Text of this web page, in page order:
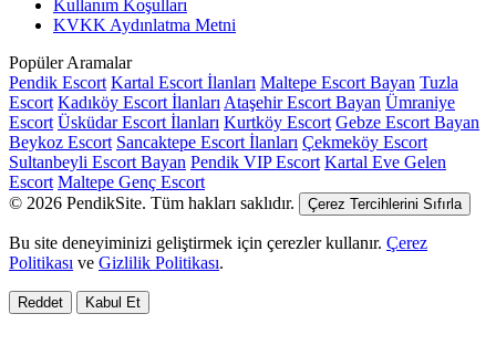
Kullanım Koşulları
KVKK Aydınlatma Metni
Popüler Aramalar
Pendik Escort Kartal Escort İlanları Maltepe Escort Bayan Tuzla
Escort Kadıköy Escort İlanları Ataşehir Escort Bayan Ümraniye
Escort Üsküdar Escort İlanları Kurtköy Escort Gebze Escort Bayan
Beykoz Escort Sancaktepe Escort İlanları Çekmeköy Escort
Sultanbeyli Escort Bayan Pendik VIP Escort Kartal Eve Gelen
Escort Maltepe Genç Escort
© 2026 PendikSite. Tüm hakları saklıdır.
Çerez Tercihlerini Sıfırla
Bu site deneyiminizi geliştirmek için çerezler kullanır. Çerez
Politikası ve Gizlilik Politikası.
Reddet Kabul Et